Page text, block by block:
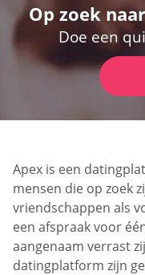
Op zoek
Doe een
Apex is een
mensen die op zoek
vriendschappen als
een afspraak voor
aangenaam verrast
datingplatform zijn